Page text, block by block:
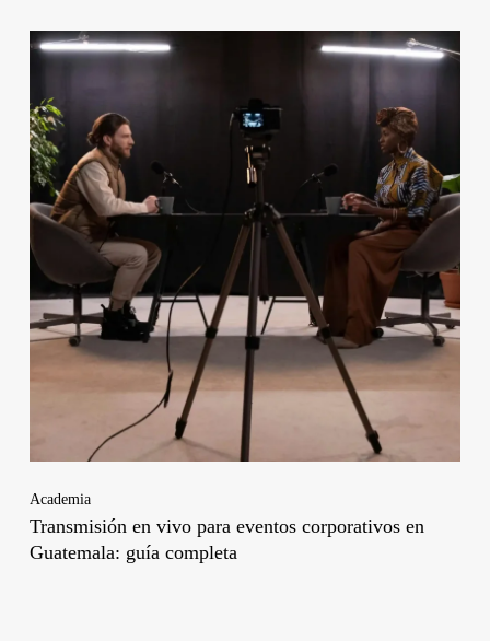
Academia
Transmisión en vivo para eventos corporativos en
Guatemala: guía completa